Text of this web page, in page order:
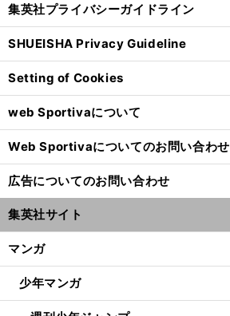
集英社プライバシーガイドライン
SHUEISHA Privacy Guideline
Setting of Cookies
web Sportivaについて
Web Sportivaについてのお問い合わせ
広告についてのお問い合わせ
集英社サイト
マンガ
少年マンガ